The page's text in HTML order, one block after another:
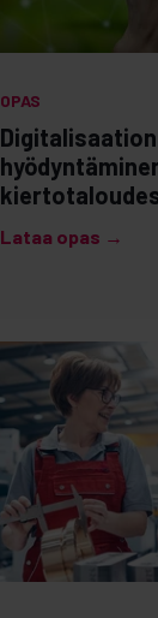
OPAS
Digitalisaation
Lataa opas →